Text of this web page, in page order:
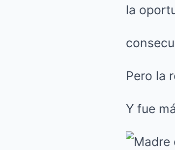
la
Pero la
Y fue